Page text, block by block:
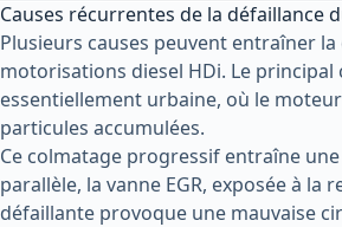
Causes récurrentes de la défaillance
Plusieurs causes peuvent entraîner
motorisations diesel HDi. Le principal
essentiellement urbaine, où le
particules accumulées.
Ce colmatage progressif entraîne
parallèle, la vanne EGR, exposée à
défaillante provoque une mauvaise